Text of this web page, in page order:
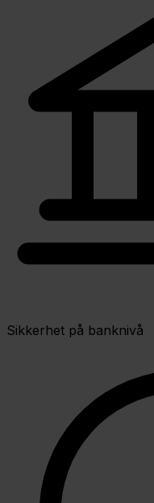
Sikkerhet på banknivå